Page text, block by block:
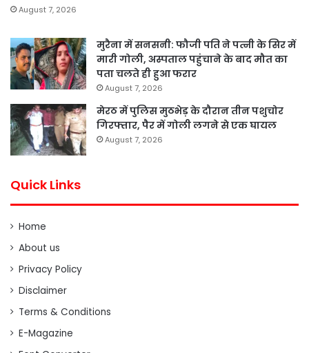
August 7, 2026
मुरैना में सनसनी: फौजी पति ने पत्नी के सिर में
मारी गोली, अस्पताल पहुंचाने के बाद मौत का
पता चलते ही हुआ फरार
August 7, 2026
मेरठ में पुलिस मुठभेड़ के दौरान तीन पशुचोर
गिरफ्तार, पैर में गोली लगने से एक घायल
August 7, 2026
Quick Links
Home
About us
Privacy Policy
Disclaimer
Terms & Conditions
E-Magazine